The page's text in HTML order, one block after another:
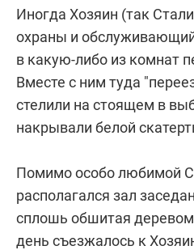
Иногда Хозяин (так
охраны и
в какую-либо из комнат
Вместе с ним туда
стелили на стоящем в
накрывали белой
Помимо особо любимой
располагался зал
сплошь обшитая
день съезжалось к